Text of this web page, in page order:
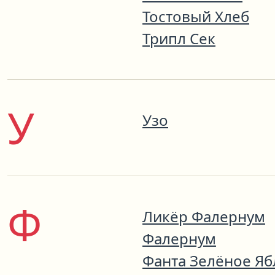
Тостовый Хлеб
Трипл Сек
У Узо
Ф
Ликёр Фалернум
Фалернум
Фанта Зелёное